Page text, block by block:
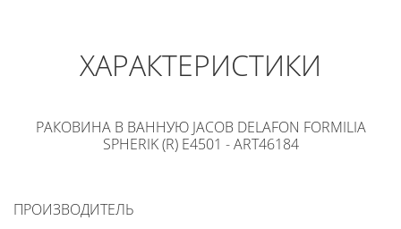
ХАРАКТЕРИСТИКИ
РАКОВИНА В ВАННУЮ JACOB DELAFON FORMILIA
SPHERIK (R) E4501 - ART46184
ПРОИЗВОДИТЕЛЬ